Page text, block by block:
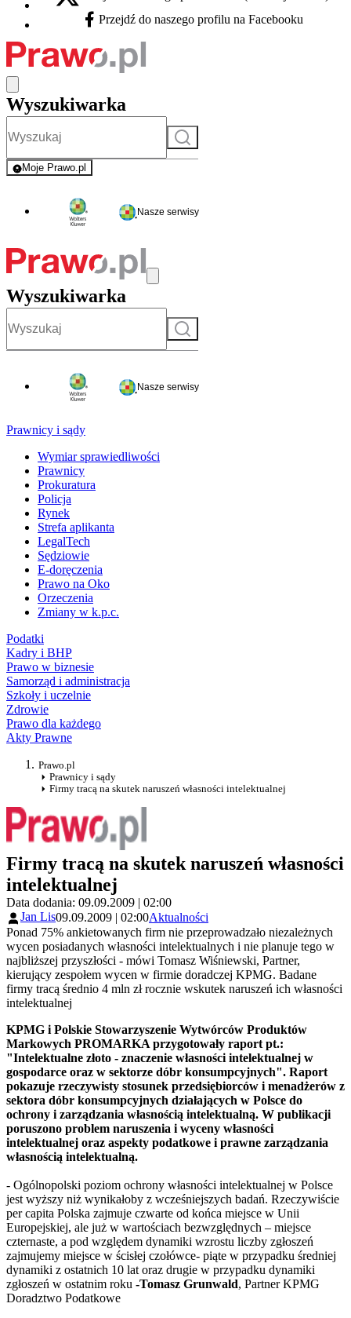
Facebook - otwiera się w nowej karcie
Przejdź do naszego profilu na Facebooku
Wyszukiwarka
Szukaj
Moje Prawo.pl
- rejestracja i logowanie do serwisu
Nasze serwisy
Wyszukiwarka
Szukaj
Nasze serwisy
Prawnicy i sądy
Wymiar sprawiedliwości
Prawnicy
Prokuratura
Policja
Rynek
Strefa aplikanta
LegalTech
Sędziowie
E-doręczenia
Prawo na Oko
Orzeczenia
Zmiany w k.p.c.
Podatki
Kadry i BHP
Prawo w biznesie
Samorząd i administracja
Szkoły i uczelnie
Zdrowie
Prawo dla każdego
Akty Prawne
Prawo.pl
Prawnicy i sądy
Firmy tracą na skutek naruszeń własności intelektualnej
Firmy tracą na skutek naruszeń własności
intelektualnej
Data dodania: 09.09.2009 | 02:00
Jan Lis09.09.2009 | 02:00Aktualności
Ponad 75% ankietowanych firm nie przeprowadzało niezależnych
wycen posiadanych własności intelektualnych i nie planuje tego w
najbliższej przyszłości - mówi Tomasz Wiśniewski, Partner,
kierujący zespołem wycen w firmie doradczej KPMG. Badane
firmy tracą średnio 4 mln zł rocznie wskutek naruszeń ich własności
intelektualnej
KPMG i Polskie Stowarzyszenie Wytwórców Produktów
Markowych PROMARKA przygotowały raport pt.:
"Intelektualne złoto - znaczenie własności intelektualnej w
gospodarce oraz w sektorze dóbr konsumpcyjnych". Raport
pokazuje rzeczywisty stosunek przedsiębiorców i menadżerów z
sektora dóbr konsumpcyjnych działających w Polsce do
ochrony i zarządzania własnością intelektualną. W publikacji
poruszono problem naruszenia i wyceny własności
intelektualnej oraz aspekty podatkowe i prawne zarządzania
własnością intelektualną.
- Ogólnopolski poziom ochrony własności intelektualnej w Polsce
jest wyższy niż wynikałoby z wcześniejszych badań. Rzeczywiście
per capita Polska zajmuje czwarte od końca miejsce w Unii
Europejskiej, ale już w wartościach bezwzględnych – miejsce
czternaste, a pod względem dynamiki wzrostu liczby zgłoszeń
zajmujemy miejsce w ścisłej czołówce- piąte w przypadku średniej
dynamiki z ostatnich 10 lat oraz drugie w przypadku dynamiki
zgłoszeń w ostatnim roku -Tomasz Grunwald, Partner KPMG
Doradztwo Podatkowe